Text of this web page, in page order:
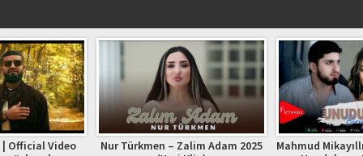
Official Video
Nur Türkmen – Zalim Adam 2025
Mahmud